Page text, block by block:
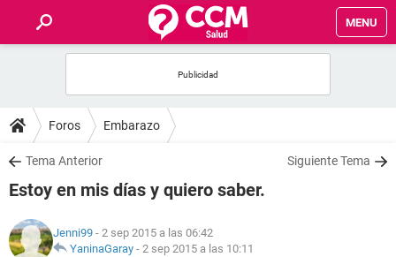
MENU
FOROS
SALUD
FAMILIA
NUTRICIÓN
Foros Embarazo
Tema Anterior Siguiente Tema
Estoy en mis días y quiero saber.
Jenni99 - 2 sep 2015 a las 06:42
YaninaGaray - 2 sep 2015 a las 10:11